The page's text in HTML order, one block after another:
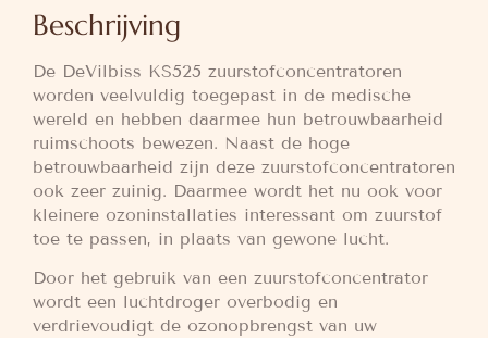
Beschrijving
De DeVilbiss KS525 zuurstofconcentratoren
worden veelvuldig toegepast in de medische
wereld en hebben daarmee hun betrouwbaarheid
ruimschoots bewezen. Naast de hoge
betrouwbaarheid zijn deze zuurstofconcentratoren
ook zeer zuinig. Daarmee wordt het nu ook voor
kleinere ozoninstallaties interessant om zuurstof
toe te passen, in plaats van gewone lucht.
Door het gebruik van een zuurstofconcentrator
wordt een luchtdroger overbodig en
verdrievoudigt de ozonopbrengst van uw